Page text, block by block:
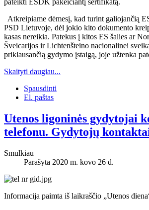
Atkreipiame dėmesį, kad turint galiojančią
PSD Lietuvoje, dėl jokio kito dokumento
kasas nereikia. Patekus į kitos ES šalies ar
Šveicarijos ir Lichtenšteino nacionalinei
priklausančią gydymo įstaigą, joje užtenka
Skaityti daugiau...
Spausdinti
El. paštas
Utenos ligoninės gydytojai
telefonu. Gydytojų
Smulkiau
Parašyta 2020 m. kovo 26 d.
Informacija paimta iš laikraščio „Utenos